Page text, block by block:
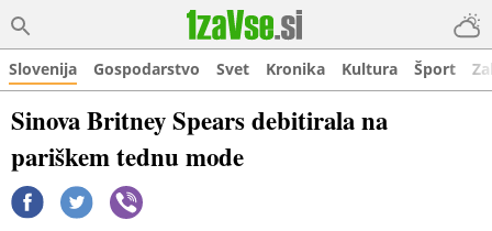
Slovenija Gospodarstvo Svet Kronika Kultura Šport
Sinova Britney Spears debitirala na
pariškem tednu mode